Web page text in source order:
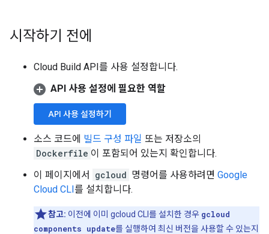
시작하기 전에
Cloud Build API를 사용 설정합니다.
API 사용 설정에 필요한 역할
API 사용 설정하기
소스 코드에 빌드 구성 파일 또는 저장소의
Dockerfile 이 포함되어 있는지 확인합니다.
이 페이지에서
gcloud 명령어를 사용하려면 Google
Cloud CLI를 설치합니다.
참고: 이전에 이미 gcloud CLI를 설치한 경우 gcloud
components update를 실행하여 최신 버전을 사용할 수 있는지